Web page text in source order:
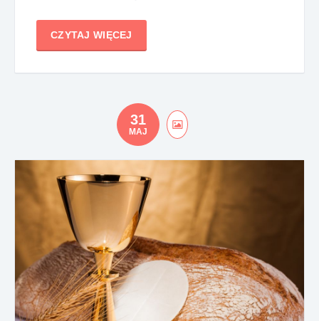
CZYTAJ WIĘCEJ
31
MAJ